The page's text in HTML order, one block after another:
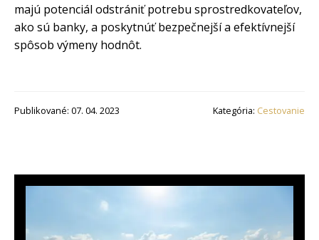
majú potenciál odstrániť potrebu sprostredkovateľov,
ako sú banky, a poskytnúť bezpečnejší a efektívnejší
spôsob výmeny hodnôt.
Publikované: 07. 04. 2023 Kategória: Cestovanie